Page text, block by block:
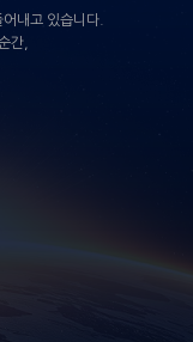
내고 있습니다.
간,